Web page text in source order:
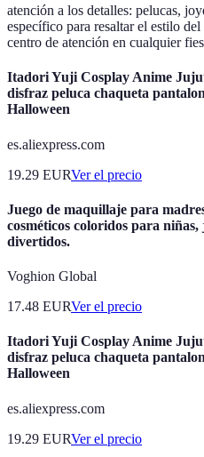
atención a los detalles: pelucas,
específico para resaltar el estilo
centro de atención en cualquier
Itadori Yuji Cosplay Anime
disfraz peluca chaqueta
Halloween
es.aliexpress.com
19.29 EURVer el precio
Juego de maquillaje para
cosméticos coloridos para
divertidos.
Voghion Global
17.48 EURVer el precio
Itadori Yuji Cosplay Anime
disfraz peluca chaqueta
Halloween
es.aliexpress.com
19.29 EURVer el precio